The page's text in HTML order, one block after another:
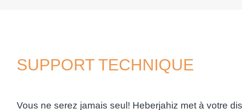
SUPPORT TECHNIQUE
Vous ne serez jamais seul! Heberjahiz met à votre